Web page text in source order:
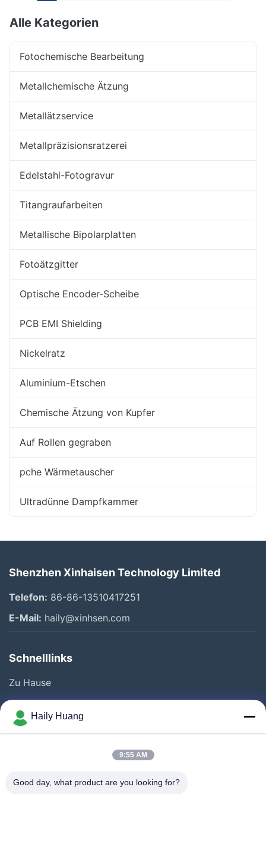
Alle Kategorien
Fotochemische Bearbeitung
Metallchemische Ätzung
Metallätzservice
Metallpräzisionsratzerei
Edelstahl-Fotogravur
Titangraufarbeiten
Metallische Bipolarplatten
Fotoätzgitter
Optische Encoder-Scheibe
PCB EMI Shielding
Nickelratz
Aluminium-Etschen
Chemische Ätzung von Kupfer
Auf Rollen gegraben
pche Wärmetauscher
Ultradünne Dampfkammer
Shenzhen Xinhaisen Technology Limited
Telefon: 86-86-13510417251
E-Mail: haily@xinhsen.com
Schnelllinks
Zu Hause
Produkte
Videos
Qualitätskontrolle
Haily Huang
9:55 AM
Good day, what product are you looking for?